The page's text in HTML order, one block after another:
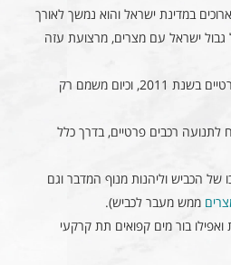
הארוכים במדינת ישראל והוא נמשך לאורך
גבול ישראל עם מצרים, מרצועת עזה
הכביש נסגר לתנועה רכבים פרטיים בשנת 2011, וכיום משמם רק
רכבים פרטיים, בדרך כלל
של הכביש וליהנות מנוף המדבר וגם
ממש מעבר לכביש).
בור מים קפואים תת קרקעי